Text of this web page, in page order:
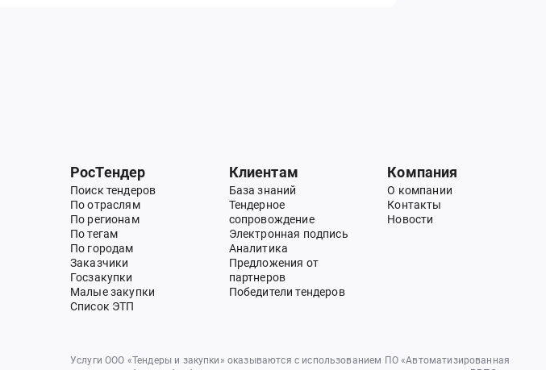
РосТендер
Поиск тендеров
По отраслям
По регионам
По тегам
По городам
Заказчики
Госзакупки
Малые закупки
Список ЭТП
Клиентам
База знаний
Тендерное
сопровождение
Электронная подпись
Аналитика
Предложения от
партнеров
Победители тендеров
Компания
О компании
Контакты
Новости
Услуги ООО «Тендеры и закупки» оказываются с использованием ПО «Автоматизированная